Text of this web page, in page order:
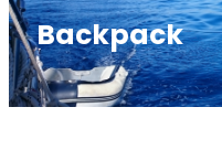
Backpack